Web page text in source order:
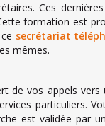
Ces
formation est
secrétariat
mêmes.
de vos appels
particuliers.
est validée par